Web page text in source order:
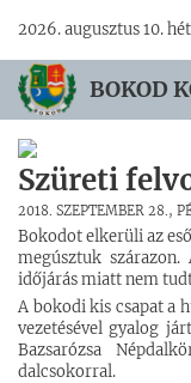
2026. augusztus 10.
BOKOD
Szüreti
2018. SZEPTEMBER 28.,
Bokodot elkerüli az
megúsztuk
időjárás miatt nem
A bokodi kis csapat a
vezetésével gyalog
Bazsarózsa
dalcsokorral.